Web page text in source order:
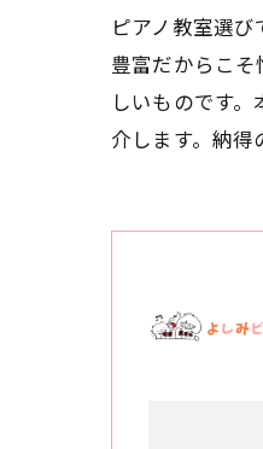
ピアノ教室選
豊富だからこ
しいものです
介します。納得